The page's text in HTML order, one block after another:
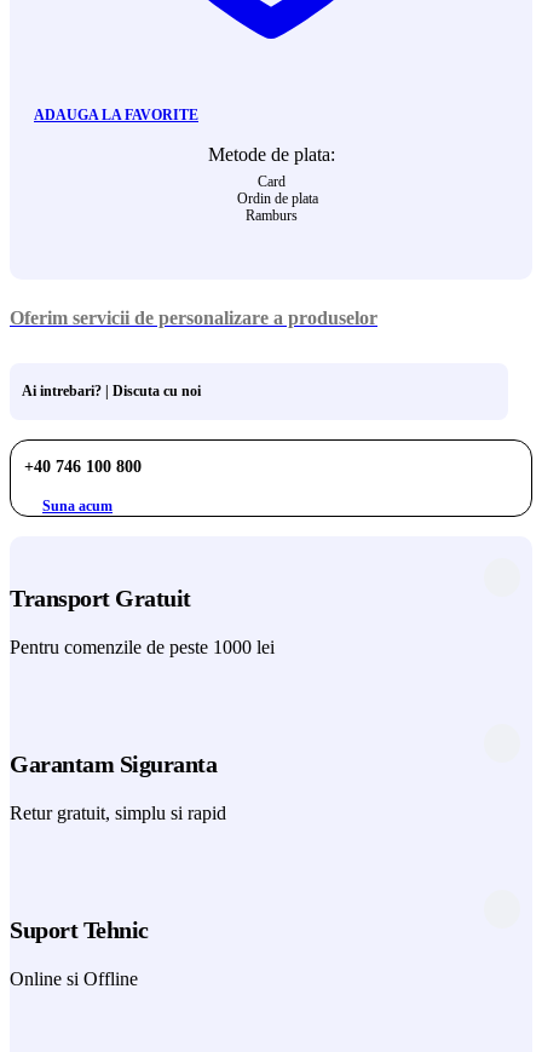
ADAUGA LA FAVORITE
Metode de plata:
Card
Ordin de plata
Ramburs
Oferim servicii de personalizare a produselor
Ai intrebari? | Discuta cu noi
+40 746 100 800
Suna acum
Transport Gratuit
Pentru comenzile de peste 1000 lei
Garantam Siguranta
Retur gratuit, simplu si rapid
Suport Tehnic
Online si Offline